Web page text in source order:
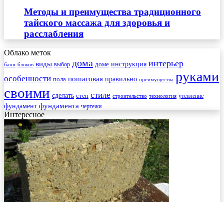
Методы и преимущества традиционного
тайского массажа для здоровья и
расслабления
Облако меток
бани блоков виды выбор дома доме инструкция интерьер
особенности пола пошаговая правильно преимущества руками
своими сделать стен стиле строительство технология утепление
фундамент фундамента чертежи
Интересное